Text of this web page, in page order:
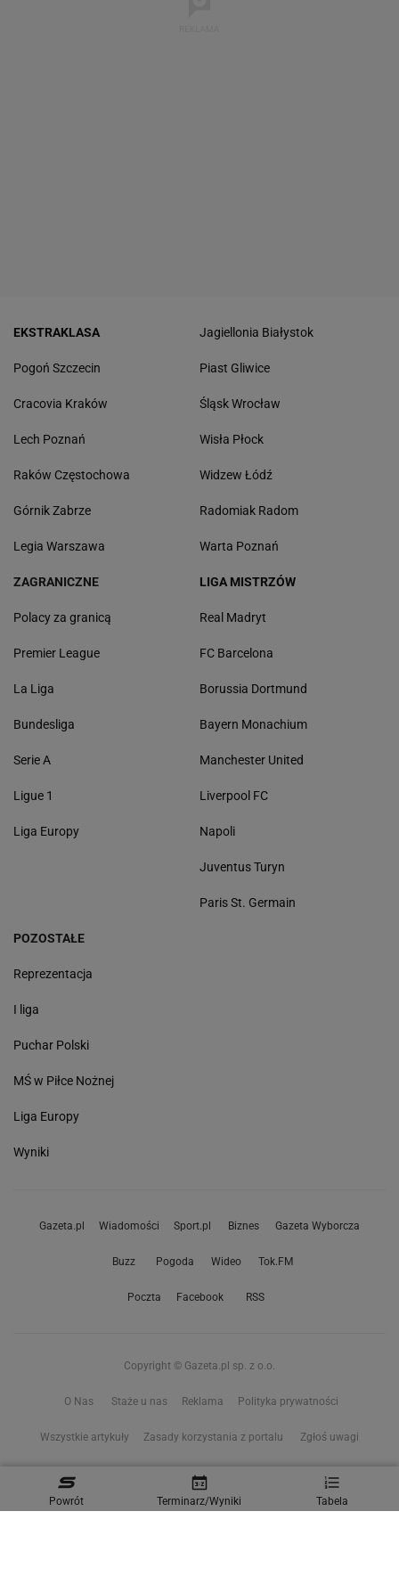
Powrót Terminarz/Wyniki Tabela
EKSTRAKLASA
Pogoń Szczecin
Cracovia Kraków
Lech Poznań
Raków Częstochowa
Górnik Zabrze
Legia Warszawa
Jagiellonia Białystok
Piast Gliwice
Śląsk Wrocław
Wisła Płock
Widzew Łódź
Radomiak Radom
Warta Poznań
ZAGRANICZNE
Polacy za granicą
Premier League
La Liga
Bundesliga
Serie A
Ligue 1
Liga Europy
LIGA MISTRZÓW
Real Madryt
FC Barcelona
Borussia Dortmund
Bayern Monachium
Manchester United
Liverpool FC
Napoli
Juventus Turyn
Paris St. Germain
POZOSTAŁE
Reprezentacja
I liga
Puchar Polski
MŚ w Piłce Nożnej
Liga Europy
Wyniki
Gazeta.pl Wiadomości Sport.pl Biznes Gazeta Wyborcza
Buzz Pogoda Wideo Tok.FM
Poczta Facebook RSS
Copyright © Gazeta.pl sp. z o.o.
O Nas Staże u nas Reklama Polityka prywatności
Wszystkie artykuły Zasady korzystania z portalu Zgłoś uwagi